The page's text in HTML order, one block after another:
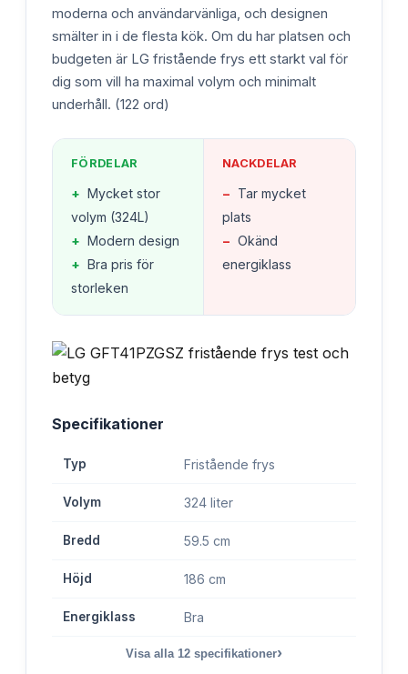
moderna och användarvänliga, och designen
smälter in i de flesta kök. Om du har platsen och
budgeten är LG fristående frys ett starkt val för
dig som vill ha maximal volym och minimalt
underhåll. (122 ord)
FÖRDELAR
+ Mycket stor
volym (324L)
+ Modern design
+ Bra pris för
storleken
NACKDELAR
− Tar mycket
plats
− Okänd
energiklass
Specifikationer
Typ Fristående frys
Volym 324 liter
Bredd 59.5 cm
Höjd 186 cm
Energiklass Bra
Visa alla 12 specifikationer›